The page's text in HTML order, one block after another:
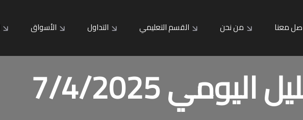
الأسواق التداول القسم التعليمي من نحن معنا
اليومي 7/4/2025